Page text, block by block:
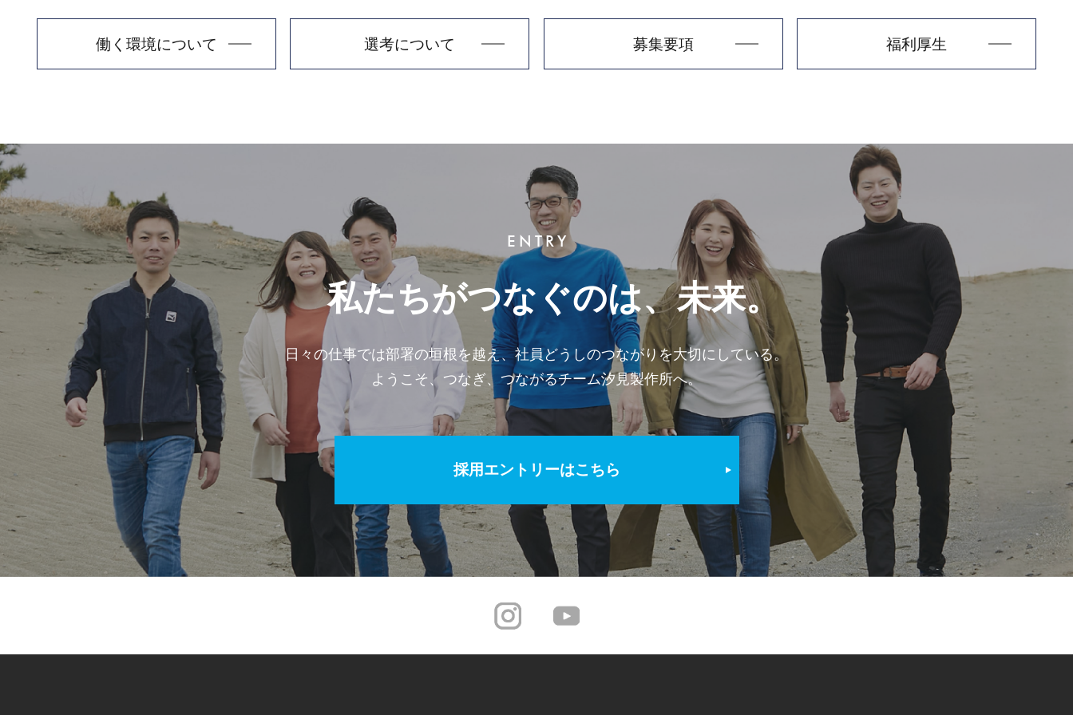
働く環境について 選考について 募集要項 福利厚生
ENTRY
私たちがつなぐのは、未来。
日々の仕事では部署の垣根を越え、社員どうしのつながりを大切にしている。
ようこそ、つなぎ、つながるチーム汐見製作所へ。
採用エントリーはこちら